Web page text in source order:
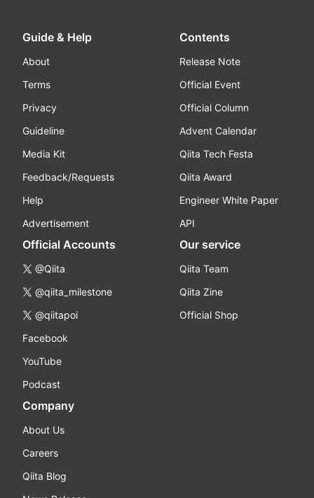
Guide & Help
About
Terms
Privacy
Guideline
Media Kit
Feedback/Requests
Help
Advertisement
Contents
Release Note
Official Event
Official Column
Advent Calendar
Qiita Tech Festa
Qiita Award
Engineer White Paper
API
Official Accounts
@Qiita
@qiita_milestone
@qiitapoi
Facebook
YouTube
Podcast
Our service
Qiita Team
Qiita Zine
Official Shop
Company
About Us
Careers
Qiita Blog